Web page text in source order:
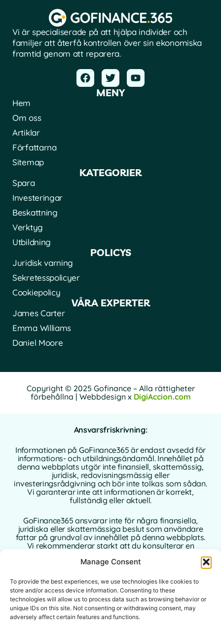
Manage Consent
To provide the best experiences, we use technologies like cookies to
store and/or access device information. Consenting to these
technologies will allow us to process data such as browsing behavior or
unique IDs on this site. Not consenting or withdrawing consent, may
adversely affect certain features and functions.
Vi är specialiserade på att hjälpa individer och
familjer att återfå kontrollen över sin ekonomiska
framtid genom att reparera.
MENY
Hem
Om oss
Artiklar
Författarna
Sitemap
KATEGORIER
Spara
Investeringar
Beskattning
Verktyg
Utbildning
POLICYS
Juridisk varning
Sekretesspolicyer
Cookiepolicy
VÅRA EXPERTER
James Carter
Emma Williams
Daniel Moore
Copyright © 2025 Gofinance – Alla rättigheter
förbehållna | Webbdesign x DigiAccion.com
Ansvarsfriskrivning:
Informationen på GoFinance365 är endast avsedd för
informations- och utbildningsändamål. Innehållet på
denna webbplats utgör inte finansiell, skattemässig,
juridisk, redovisningsmässig eller
investeringsrådgivning och bör inte tolkas som sådan.
Vi garanterar inte att informationen är korrekt,
fullständig eller aktuell.
GoFinance365 ansvarar inte för några finansiella,
juridiska eller skattemässiga beslut som användare
fattar på grundval av innehållet på denna webbplats.
Vi rekommenderar starkt att du konsulterar en
ditt hemland innan du fattar några beslut som rör dina
Användning av denna webbplats innebär att du
accepterar denna ansvarsfriskrivning i sin helhet.
Varken GoFinance365 eller dess författare eller
bidragsgivare tar något ansvar för direkta, indirekta